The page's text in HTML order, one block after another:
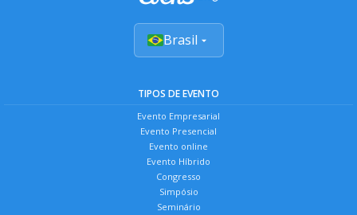
Brasil
TIPOS DE EVENTO
Evento Empresarial
Evento Presencial
Evento online
Evento Híbrido
Congresso
Simpósio
Seminário